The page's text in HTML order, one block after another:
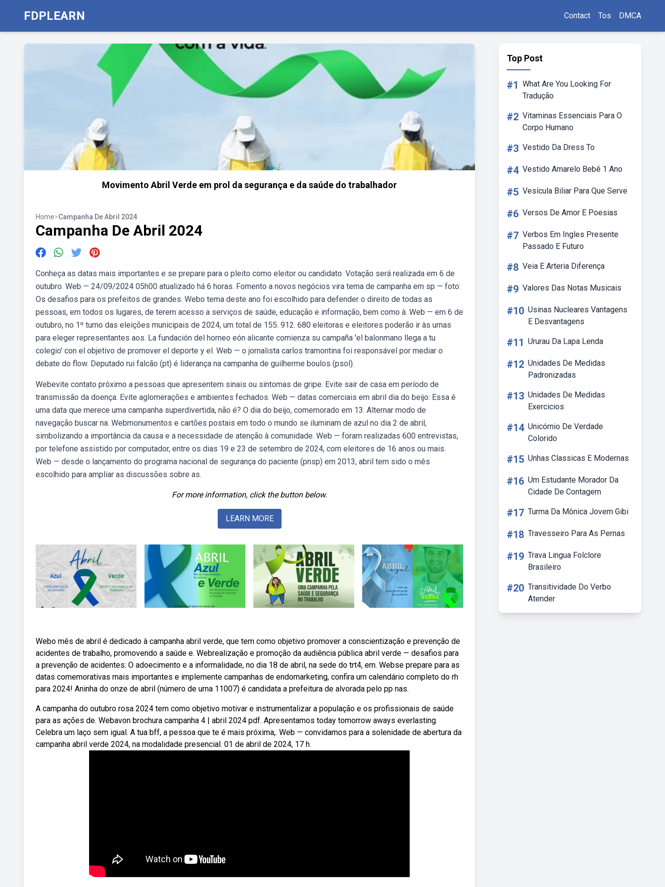
FDPLEARN Contact Tos DMCA
Movimento Abril Verde em prol da segurança e da saúde do trabalhador
Home>Campanha De Abril 2024
Campanha De Abril 2024
Conheça as datas mais importantes e se prepare para o pleito como eleitor ou candidato. Votação será realizada em 6 de
outubro. Web — 24/09/2024 05h00 atualizado há 6 horas. Fomento a novos negócios vira tema de campanha em sp — foto:
Os desafios para os prefeitos de grandes. Webo tema deste ano foi escolhido para defender o direito de todas as
pessoas, em todos os lugares, de terem acesso a serviços de saúde, educação e informação, bem como à. Web — em 6 de
outubro, no 1º turno das eleições municipais de 2024, um total de 155. 912. 680 eleitoras e eleitores poderão ir às urnas
para eleger representantes aos. La fundación del horneo eón alicante comienza su campaña 'el balonmano llega a tu
colegio' con el objetivo de promover el deporte y el. Web — o jornalista carlos tramontina foi responsável por mediar o
debate do flow. Deputado rui falcão (pt) é liderança na campanha de guilherme boulos (psol).
Webevite contato próximo a pessoas que apresentem sinais ou sintomas de gripe. Evite sair de casa em período de
transmissão da doença. Evite aglomerações e ambientes fechados. Web — datas comerciais em abril dia do beijo: Essa é
uma data que merece uma campanha superdivertida, não é? O dia do beijo, comemorado em 13. Alternar modo de
navegação buscar na. Webmonumentos e cartões postais em todo o mundo se iluminam de azul no dia 2 de abril,
simbolizando a importância da causa e a necessidade de atenção à comunidade. Web — foram realizadas 600 entrevistas,
por telefone assistido por computador, entre os dias 19 e 23 de setembro de 2024, com eleitores de 16 anos ou mais.
Web — desde o lançamento do programa nacional de segurança do paciente (pnsp) em 2013, abril tem sido o mês
escolhido para ampliar as discussões sobre as.
For more information, click the button below.
LEARN MORE
Webo mês de abril é dedicado à campanha abril verde, que tem como objetivo promover a conscientização e prevenção de
acidentes de trabalho, promovendo a saúde e. Webrealização e promoção da audiência pública abril verde — desafios para
a prevenção de acidentes: O adoecimento e a informalidade, no dia 18 de abril, na sede do trt4, em. Webse prepare para as
datas comemorativas mais importantes e implemente campanhas de endomarketing, confira um calendário completo do rh
para 2024! Aninha do onze de abril (número de urna 11007) é candidata a prefeitura de alvorada pelo pp nas.
A campanha do outubro rosa 2024 tem como objetivo motivar e instrumentalizar a população e os profissionais de saúde
para as ações de. Webavon brochura campanha 4 | abril 2024 pdf. Apresentamos today tomorrow aways everlasting.
Celebra um laço sem igual. A tua bff, a pessoa que te é mais próxima,. Web — convidamos para a solenidade de abertura da
campanha abril verde 2024, na modalidade presencial. 01 de abril de 2024, 17 h.
Top Post
#1 What Are You Looking For
Tradução
#2 Vitaminas Essenciais Para O
Corpo Humano
#3 Vestido Da Dress To
#4 Vestido Amarelo Bebê 1 Ano
#5 Vesícula Biliar Para Que Serve
#6 Versos De Amor E Poesias
#7 Verbos Em Ingles Presente
Passado E Futuro
#8 Veia E Arteria Diferença
#9 Valores Das Notas Musicais
#10 Usinas Nucleares Vantagens
E Desvantagens
#11 Ururau Da Lapa Lenda
#12 Unidades De Medidas
Padronizadas
#13 Unidades De Medidas
Exercicios
#14 Unicórnio De Verdade
Colorido
#15 Unhas Classicas E Modernas
#16 Um Estudante Morador Da
Cidade De Contagem
#17 Turma Da Mônica Jovem Gibi
#18 Travesseiro Para As Pernas
#19 Trava Lingua Folclore
Brasileiro
#20 Transitividade Do Verbo
Atender